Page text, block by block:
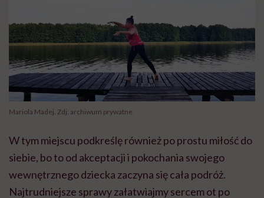
Mariola Madej. Zdj: archiwum prywatne
W tym miejscu podkreślę również po prostu miłość do
siebie, bo to od akceptacji i pokochania swojego
wewnętrznego dziecka zaczyna się cała podróż.
Najtrudniejsze sprawy załatwiajmy sercem ot po